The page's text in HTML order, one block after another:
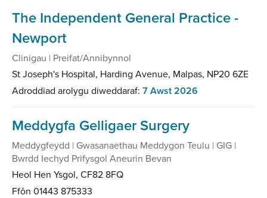
The Independent General Practice -
Newport
Clinigau | Preifat/Annibynnol
St Joseph's Hospital, Harding Avenue, Malpas, NP20 6ZE
Adroddiad arolygu diweddaraf: 7 Awst 2026
Meddygfa Gelligaer Surgery
Meddygfeydd | Gwasanaethau Meddygon Teulu | GIG |
Bwrdd Iechyd Prifysgol Aneurin Bevan
Heol Hen Ysgol, CF82 8FQ
Ffôn 01443 875333